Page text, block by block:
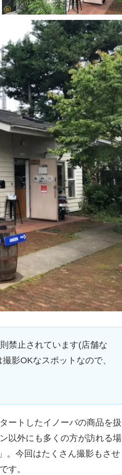
禁止されています(店舗な
影OKなスポットなので、
ートしたイノーバの商品を扱
以外にも多くの方が訪れる場
。今回はたくさん撮影もさせ
す。